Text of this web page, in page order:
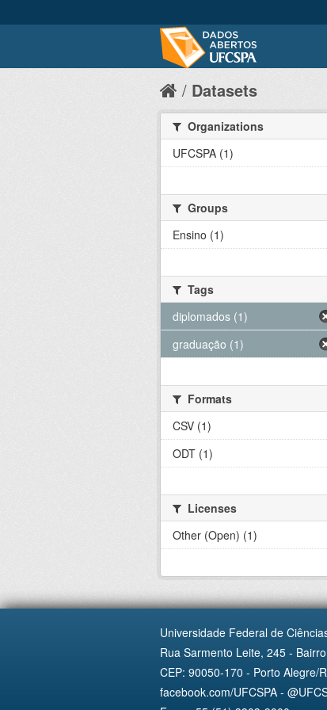
Datasets
Organizations
UFCSPA (1)
Groups
Ensino (1)
Tags
diplomados (1)
graduação (1)
Formats
CSV (1)
ODT (1)
Licenses
Other (Open) (1)
Universidade Federal de
Rua Sarmento Leite, 245 -
CEP: 90050-170 - Porto Alegre/
facebook.com/UFCSPA -